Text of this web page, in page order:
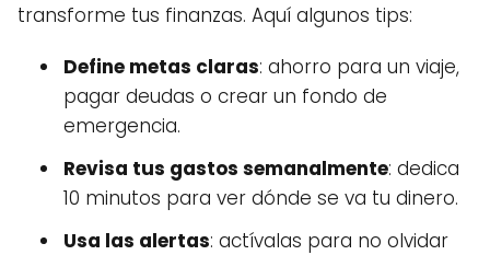
transforme tus finanzas. Aquí algunos tips:
Define metas claras: ahorro para un viaje,
pagar deudas o crear un fondo de
emergencia.
Revisa tus gastos semanalmente: dedica
10 minutos para ver dónde se va tu dinero.
Usa las alertas: actívalas para no olvidar